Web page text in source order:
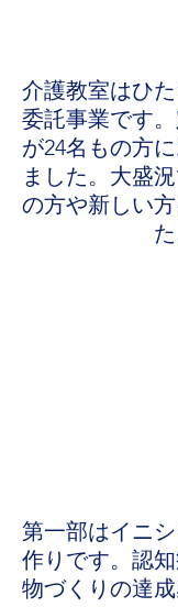
介護教室はひ
委託事業です
が24名もの方
ました。大盛
の方や新しい
た
第一部はイニ
作りです。認
物づくりの達